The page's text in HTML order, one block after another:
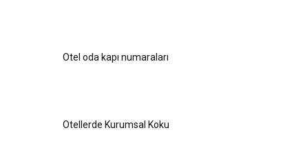
Otel oda kapı numaraları
Otellerde Kurumsal Koku